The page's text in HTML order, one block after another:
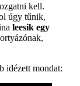
kell.
úgy tűnik,
leesik egy
idézett mondat: